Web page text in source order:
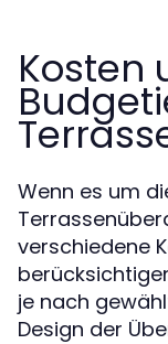
Kosten
Wenn es um
verschiedene
je nach
Design der